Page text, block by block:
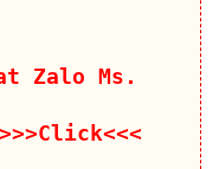
Zalo Ms.
>>>Click<<<